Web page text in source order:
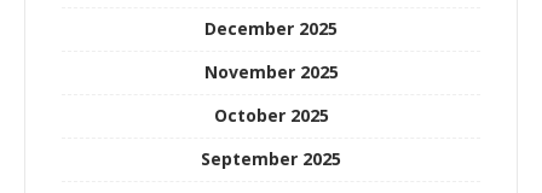
December 2025
November 2025
October 2025
September 2025